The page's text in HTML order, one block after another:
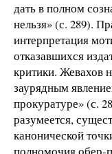
дать в полном
нельзя» (с. 289).
интерпретация
отказавшихся
критики. Жевахов
заурядным
прокуратуре» (с.
разумеется,
канонической